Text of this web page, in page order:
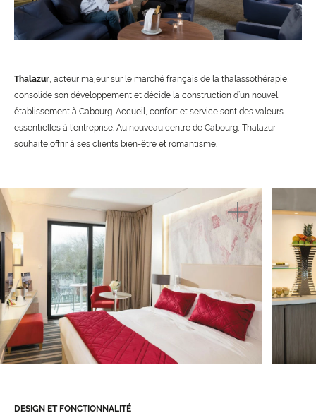
Thalazur, acteur majeur sur le marché français de la thalassothérapie,
consolide son développement et décide la construction d’un nouvel
établissement à Cabourg. Accueil, confort et service sont des valeurs
essentielles à l’entreprise. Au nouveau centre de Cabourg, Thalazur
souhaite offrir à ses clients bien-être et romantisme.
DESIGN ET FONCTIONNALITÉ